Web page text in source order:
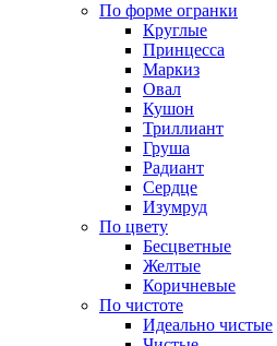
По форме огранки
Круглые
Принцесса
Маркиз
Овал
Кушон
Триллиант
Груша
Радиант
Сердце
Изумруд
По цвету
Бесцветные
Желтые
Коричневые
По чистоте
Идеально чистые